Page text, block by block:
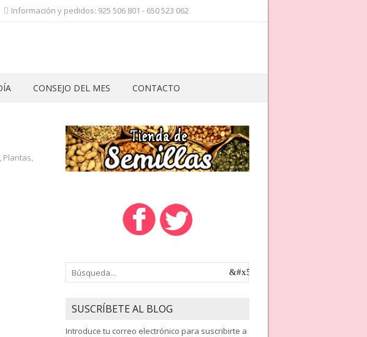
Información y pedidos: 925 506 801 - 650 523 062
CONSEJO DEL MES CONTACTO
, Plantas,
SUSCRÍBETE AL BLOG
Introduce tu correo electrónico para suscribirte a